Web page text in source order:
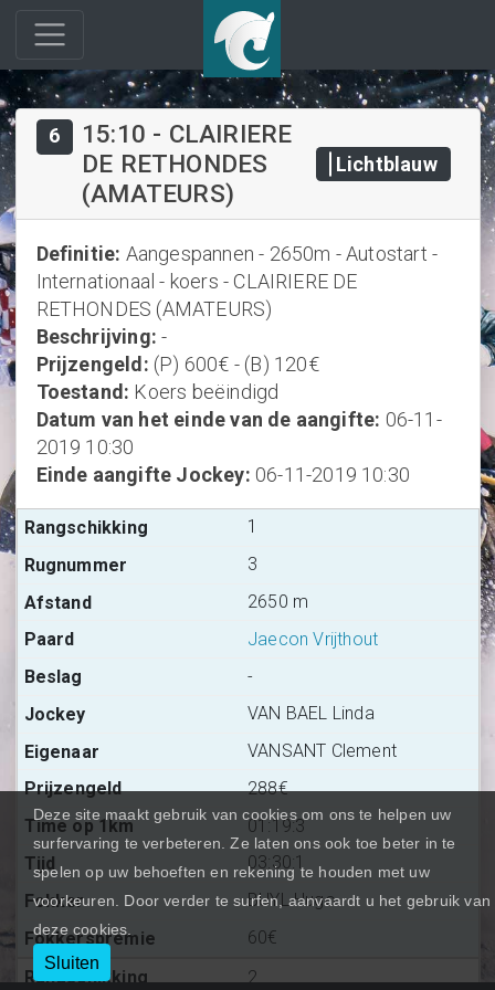
6 15:10 - CLAIRIERE
DE RETHONDES
(AMATEURS)
Lichtblauw
Definitie: Aangespannen - 2650m - Autostart -
Internationaal - koers - CLAIRIERE DE
RETHONDES (AMATEURS)
Beschrijving: -
Prijzengeld : (P) 600€ - (B) 120€
Toestand : Koers beëindigd
Datum van het einde van de aangifte: 06-11-
2019 10:30
Einde aangifte Jockey: 06-11-2019 10:30
1
3
2650 m
Jaecon Vrijthout
-
VAN BAEL Linda
VANSANT Clement
288€
01:19:3
03:30:1
BUYL Hugo
60€
2
Deze site maakt gebruik van cookies om ons te helpen uw
surfervaring te verbeteren. Ze laten ons ook toe beter in te
spelen op uw behoeften en rekening te houden met uw
voorkeuren. Door verder te surfen, aanvaardt u het gebruik van
deze cookies.
Sluiten